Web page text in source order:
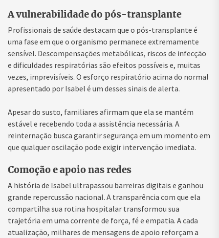
A vulnerabilidade do pós-transplante
Profissionais de saúde destacam que o pós-transplante é
uma fase em que o organismo permanece extremamente
sensível. Descompensações metabólicas, riscos de infecção
e dificuldades respiratórias são efeitos possíveis e, muitas
vezes, imprevisíveis. O esforço respiratório acima do normal
apresentado por Isabel é um desses sinais de alerta.
Apesar do susto, familiares afirmam que ela se mantém
estável e recebendo toda a assistência necessária. A
reinternação busca garantir segurança em um momento em
que qualquer oscilação pode exigir intervenção imediata.
Comoção e apoio nas redes
A história de Isabel ultrapassou barreiras digitais e ganhou
grande repercussão nacional. A transparência com que ela
compartilha sua rotina hospitalar transformou sua
trajetória em uma corrente de força, fé e empatia. A cada
atualização, milhares de mensagens de apoio reforçam a